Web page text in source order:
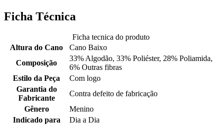
Ficha Técnica
Ficha tecnica do produto
Altura do Cano
Cano Baixo
Composição
33% Algodão, 33% Poliéster, 28% Poliamida,
6% Outras fibras
Estilo da Peça
Com logo
Garantia do
Fabricante
Contra defeito de fabricação
Gênero
Menino
Indicado para
Dia a Dia